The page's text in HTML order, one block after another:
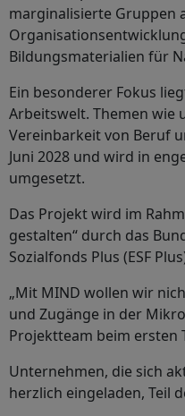
marginalisierte Gruppen
Bildungsmaterialien für
Ein besonderer Fokus
Arbeitswelt. Themen wie
Vereinbarkeit von Beruf
Juni 2028 und wird in
umgesetzt.
Das Projekt wird im
gestalten“ durch das
Sozialfonds Plus (ESF
„Mit MIND wollen wir
und Zugänge in der
Projektteam beim ersten
Unternehmen, die sich
herzlich eingeladen, Teil